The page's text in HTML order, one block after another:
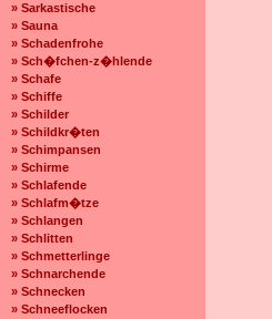
» Sarkastische
» Sauna
» Schadenfrohe
» Sch�fchen-z�hlende
» Schafe
» Schiffe
» Schilder
» Schildkr�ten
» Schimpansen
» Schirme
» Schlafende
» Schlafm�tze
» Schlangen
» Schlitten
» Schmetterlinge
» Schnarchende
» Schnecken
» Schneeflocken